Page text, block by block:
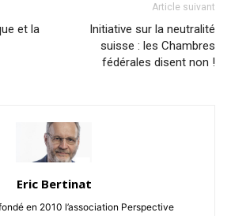
et la
Article suivant
Initiative sur la neutralité
suisse : les Chambres
fédérales disent non !
Eric Bertinat
en 2010 l’association Perspective